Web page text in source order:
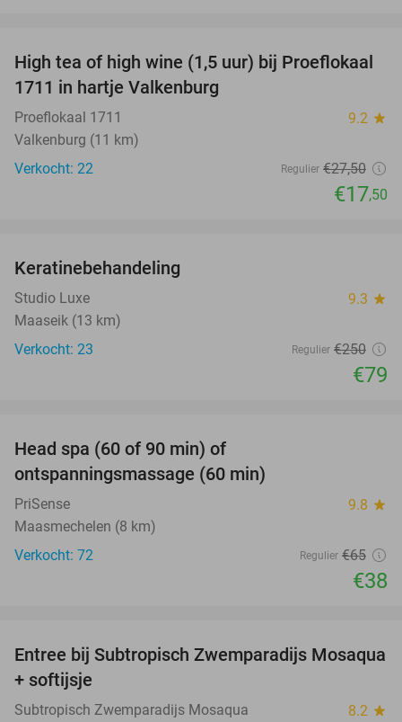
36%
High tea of high wine (1,5 uur) bij Proeflokaal
1711 in hartje Valkenburg
Proeflokaal 1711 9.2 star
Valkenburg (11 km)
Verkocht: 22
Regulier €27,50
€17,50
Keratinebehandeling
Studio Luxe 9.3 star
Maaseik (13 km)
Verkocht: 23
Regulier €250
€79
Head spa (60 of 90 min) of
ontspanningsmassage (60 min)
PriSense 9.8 star
Maasmechelen (8 km)
Verkocht: 72
Regulier €65
€38
25%
Entree bij Subtropisch Zwemparadijs Mosaqua
+ softijsje
Subtropisch Zwemparadijs Mosaqua 8.2 star